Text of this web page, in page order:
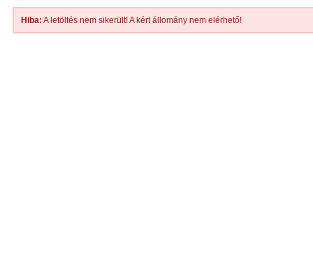
Hiba: A letöltés nem sikerült! A kért állomány nem elérhető!